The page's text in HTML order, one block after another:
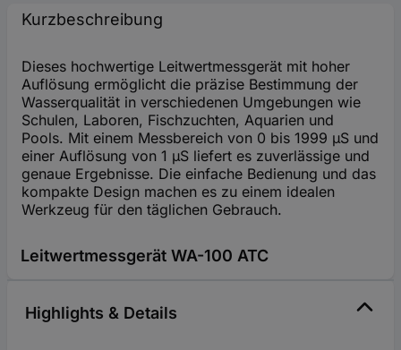
Kurzbeschreibung
Dieses hochwertige Leitwertmessgerät mit hoher
Auflösung ermöglicht die präzise Bestimmung der
Wasserqualität in verschiedenen Umgebungen wie
Schulen, Laboren, Fischzuchten, Aquarien und
Pools. Mit einem Messbereich von 0 bis 1999 µS und
einer Auflösung von 1 µS liefert es zuverlässige und
genaue Ergebnisse. Die einfache Bedienung und das
kompakte Design machen es zu einem idealen
Werkzeug für den täglichen Gebrauch.
Leitwertmessgerät WA-100 ATC
Highlights & Details